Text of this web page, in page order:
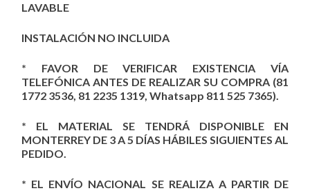
LAVABLE
INSTALACIÓN NO INCLUIDA
* FAVOR DE VERIFICAR EXISTENCIA VÍA
TELEFÓNICA ANTES DE REALIZAR SU COMPRA (81
1772 3536, 81 2235 1319, Whatsapp 811 525 7365).
* EL MATERIAL SE TENDRÁ DISPONIBLE EN
MONTERREY DE 3 A 5 DÍAS HÁBILES SIGUIENTES AL
PEDIDO.
* EL ENVÍO NACIONAL SE REALIZA A PARTIR DE